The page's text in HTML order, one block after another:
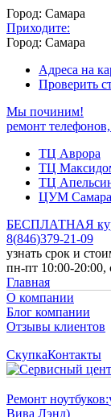
Город: Самара
Приходите:
Город: Самара
Адреса на
Проверить
Мы починим!
ремонт
ТЦ Аврора
ТЦ
ТЦ
ЦУМ Самара
БЕСПЛАТНАЯ
8(846)379-21-09
узнать срок и
пн-пт 10:00-20:00,
Главная
О компании
Блог компании
Отзывы клиентов
СкупкаКонтакты
Ремонт ноутбуков:
Вива Лэнд)